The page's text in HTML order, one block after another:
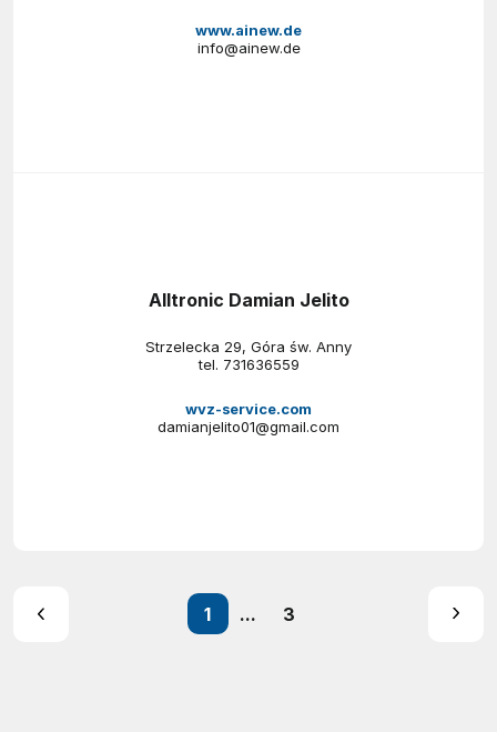
www.ainew.de
info@ainew.de
Alltronic Damian Jelito
Strzelecka 29, Góra św. Anny
tel. 731636559
wvz-service.com
damianjelito01@gmail.com
1 ... 3